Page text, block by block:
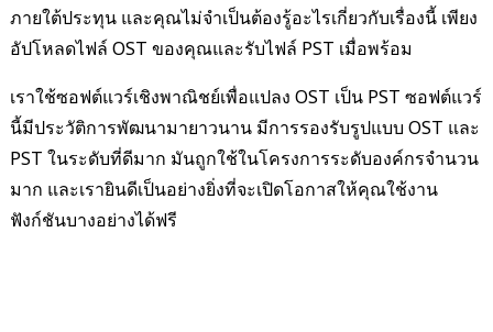
ภายใต้ประทุน และคุณไม่จำเป็นต้องรู้อะไรเกี่ยวกับเรื่องนี้ เพียง
อัปโหลดไฟล์ OST ของคุณและรับไฟล์ PST เมื่อพร้อม
เราใช้ซอฟต์แวร์เชิงพาณิชย์เพื่อแปลง OST เป็น PST ซอฟต์แวร์
นี้มีประวัติการพัฒนามายาวนาน มีการรองรับรูปแบบ OST และ
PST ในระดับที่ดีมาก มันถูกใช้ในโครงการระดับองค์กรจำนวน
มาก และเรายินดีเป็นอย่างยิ่งที่จะเปิดโอกาสให้คุณใช้งาน
ฟังก์ชันบางอย่างได้ฟรี